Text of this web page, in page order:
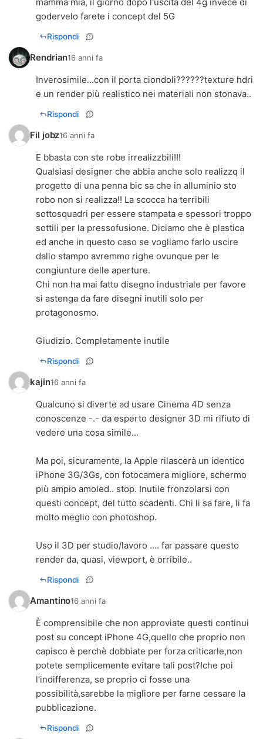
godervelo farete i concept del 5G
Rispondi
Rendrian16 anni fa
Inverosimile...con il porta ciondoli??????texture hdri
e un render più realistico nei materiali non stonava..
Rispondi
Fil jobz16 anni fa
E bbasta con ste robe irrealizzbili!!!
Qualsiasi designer che abbia anche solo realizzq il
progetto di una penna bic sa che in alluminio sto
robo non si realizza!! La scocca ha terribili
sottosquadri per essere stampata e spessori troppo
sottili per la pressofusione. Diciamo che è plastica
ed anche in questo caso se vogliamo farlo uscire
dallo stampo avremmo righe ovunque per le
congiunture delle aperture.
Chi non ha mai fatto disegno industriale per favore
si astenga da fare disegni inutili solo per
protagonosmo.
Giudizio. Completamente inutile
Rispondi
kajin16 anni fa
Qualcuno si diverte ad usare Cinema 4D senza
conoscenze -.- da esperto designer 3D mi rifiuto di
vedere una cosa simile...
Ma poi, sicuramente, la Apple rilascerà un identico
iPhone 3G/3Gs, con fotocamera migliore, schermo
più ampio amoled.. stop. Inutile fronzolarsi con
questi concept, del tutto scadenti. Chi li sa fare, li fa
molto meglio con photoshop.
Uso il 3D per studio/lavoro .... far passare questo
render da, quasi, viewport, è orribile..
Rispondi
Amantino16 anni fa
È comprensibile che non approviate questi continui
post su concept iPhone 4G,quello che proprio non
capisco è perchè dobbiate per forza criticarle,non
potete semplicemente evitare tali post?!che poi
l'indifferenza, se proprio ci fosse una
possibilità,sarebbe la migliore per farne cessare la
pubblicazione.
Rispondi